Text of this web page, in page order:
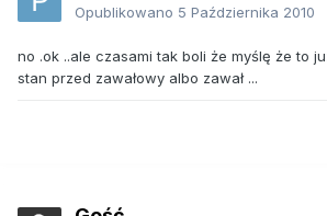
Opublikowano 5 Października 2010
no .ok ..ale czasami tak boli że myślę że to
stan przed zawałowy albo zawał ...